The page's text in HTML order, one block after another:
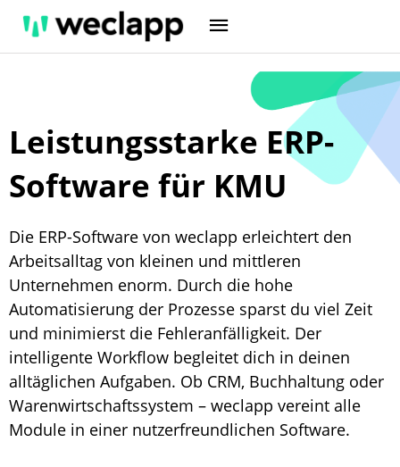
Zum
Inhalt
springen
Leistungsstarke ERP-
Software für KMU
Die ERP-Software von weclapp erleichtert den
Arbeitsalltag von kleinen und mittleren
Unternehmen enorm. Durch die hohe
Automatisierung der Prozesse sparst du viel Zeit
und minimierst die Fehleranfälligkeit. Der
intelligente Workflow begleitet dich in deinen
alltäglichen Aufgaben. Ob CRM, Buchhaltung oder
Warenwirtschaftssystem – weclapp vereint alle
Module in einer nutzerfreundlichen Software.